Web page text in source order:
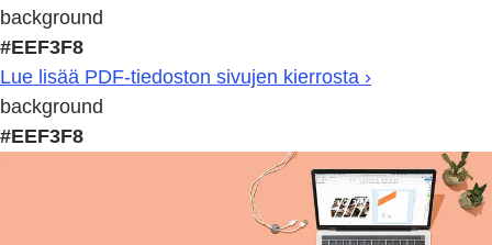
background
#EEF3F8
Lue lisää PDF-tiedoston sivujen kierrosta ›
background
#EEF3F8